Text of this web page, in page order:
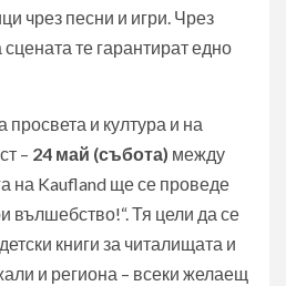
чрез песни и игри. Чрез
те гарантират едно
просвета и култура и на
– 24 май (събота) между
на Kaufland ще се проведе
вълшебство!“. Тя цели да се
книги за читалищата и
и региона – всеки желаещ